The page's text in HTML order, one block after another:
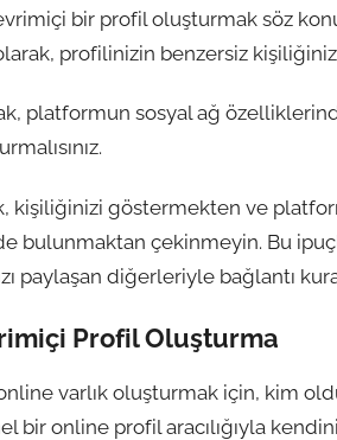
bir profil oluşturmak söz
profilinizin benzersiz
platformun sosyal ağ
kişiliğinizi göstermekten ve
bulunmaktan çekinmeyin. Bu
paylaşan diğerleriyle bağlantı
Profil Oluşturma
varlık oluşturmak için, kim
bir online profil aracılığıyla